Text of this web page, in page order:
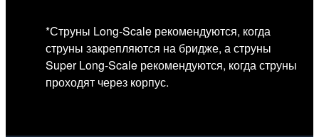
*Струны Long-Scale рекомендуются, когда
струны закрепляются на бридже, а струны
Super Long-Scale рекомендуются, когда струны
проходят через корпус.